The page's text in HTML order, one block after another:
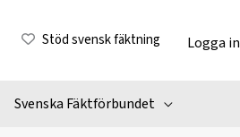
Stöd svensk fäktning Logga in
Svenska Fäktförbundet